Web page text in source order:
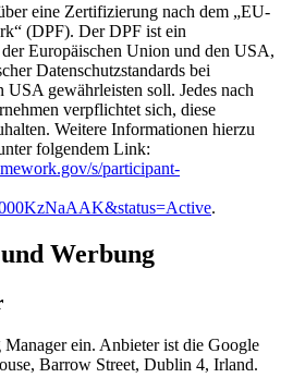
eine Zertifizierung nach dem „EU-
(DPF). Der DPF ist ein
Europäischen Union und den USA,
Datenschutzstandards bei
USA gewährleisten soll. Jedes nach
verpflichtet sich, diese
Weitere Informationen hierzu
folgendem Link:
s/participant-
.
Werbung
ein. Anbieter ist die Google
Barrow Street, Dublin 4, Irland.